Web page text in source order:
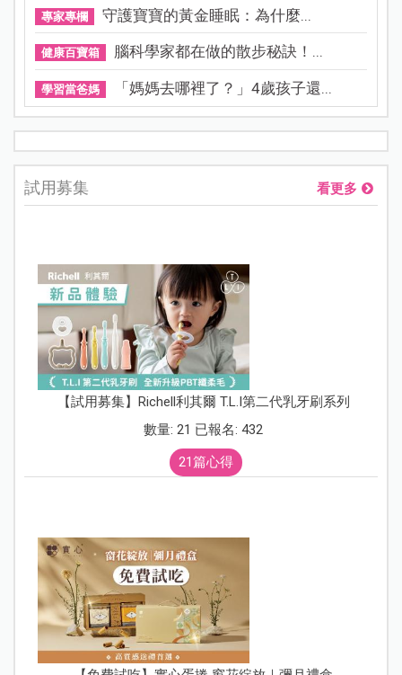
專家專欄 守護寶寶的黃金睡眠：為什麼...
健康百寶箱 腦科學家都在做的散步秘訣！...
學習當爸媽 「媽媽去哪裡了？」4歲孩子還...
試用募集 看更多
【試用募集】Richell利其爾 T.L.I第二代乳牙刷系列
數量: 21 已報名: 432
21篇心得